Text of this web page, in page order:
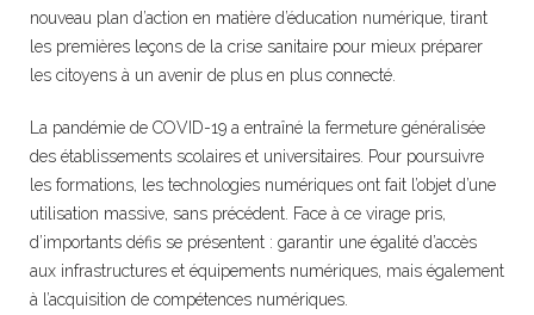
nouveau plan d’action en matière d’éducation numérique, tirant
les premières leçons de la crise sanitaire pour mieux préparer
les citoyens à un avenir de plus en plus connecté.
La pandémie de COVID-19 a entraîné la fermeture généralisée
des établissements scolaires et universitaires. Pour poursuivre
les formations, les technologies numériques ont fait l’objet d’une
utilisation massive, sans précédent. Face à ce virage pris,
d’importants défis se présentent : garantir une égalité d’accès
aux infrastructures et équipements numériques, mais également
à l’acquisition de compétences numériques.